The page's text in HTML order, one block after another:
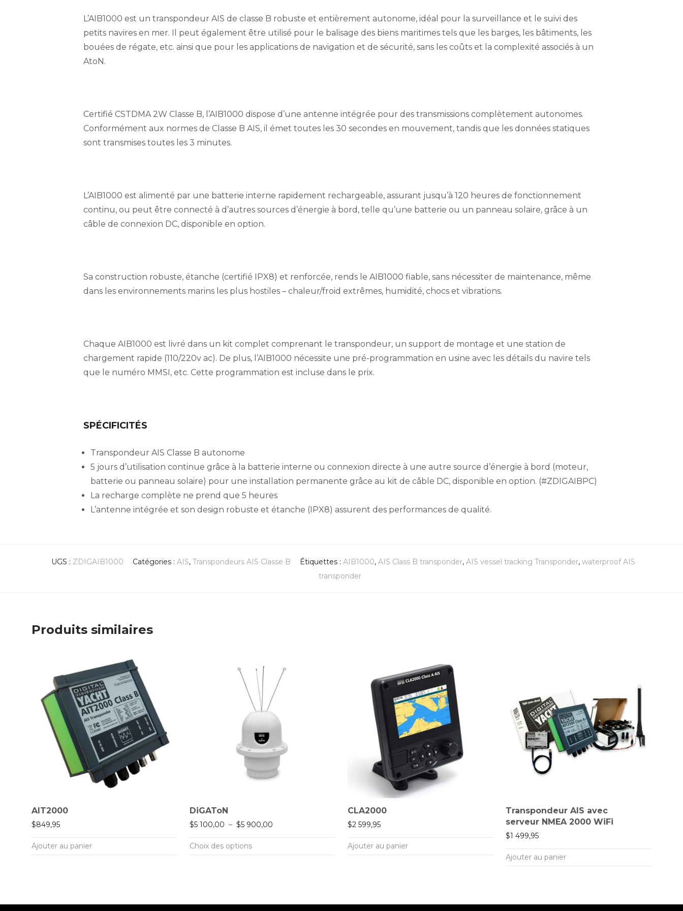
L’AIB1000 est un transpondeur AIS de classe B robuste et entièrement autonome, idéal pour la surveillance et le suivi des
petits navires en mer. Il peut également être utilisé pour le balisage des biens maritimes tels que les barges, les bâtiments, les
bouées de régate, etc. ainsi que pour les applications de navigation et de sécurité, sans les coûts et la complexité associés à un
AtoN.
Certifié CSTDMA 2W Classe B, l’AIB1000 dispose d’une antenne intégrée pour des transmissions complètement autonomes.
Conformément aux normes de Classe B AIS, il émet toutes les 30 secondes en mouvement, tandis que les données statiques
sont transmises toutes les 3 minutes.
L’AIB1000 est alimenté par une batterie interne rapidement rechargeable, assurant jusqu’à 120 heures de fonctionnement
continu, ou peut être connecté à d’autres sources d’énergie à bord, telle qu’une batterie ou un panneau solaire, grâce à un
câble de connexion DC, disponible en option.
Sa construction robuste, étanche (certifié IPX8) et renforcée, rends le AIB1000 fiable, sans nécessiter de maintenance, même
dans les environnements marins les plus hostiles – chaleur/froid extrêmes, humidité, chocs et vibrations.
Chaque AIB1000 est livré dans un kit complet comprenant le transpondeur, un support de montage et une station de
chargement rapide (110/220v ac). De plus, l’AIB1000 nécessite une pré-programmation en usine avec les détails du navire tels
que le numéro MMSI, etc. Cette programmation est incluse dans le prix.
SPÉCIFICITÉS
Transpondeur AIS Classe B autonome
5 jours d’utilisation continue grâce à la batterie interne ou connexion directe à une autre source d’énergie à bord (moteur,
batterie ou panneau solaire) pour une installation permanente grâce au kit de câble DC, disponible en option. (#ZDIGAIBPC)
La recharge complète ne prend que 5 heures
L’antenne intégrée et son design robuste et étanche (IPX8) assurent des performances de qualité.
UGS : ZDIGAIB1000 Catégories : AIS, Transpondeurs AIS Classe B Étiquettes : AIB1000, AIS Class B transponder, AIS vessel tracking Transponder, waterproof AIS
transponder
Produits similaires
AIT2000
$849,95
Ajouter au panier
DiGAToN
$5 100,00 – $5 900,00 Plage de prix : $5 100,00 à $5 900,00
Choix des options
CLA2000
$2 599,95
Ajouter au panier
Transpondeur AIS avec
serveur NMEA 2000 WiFi
$1 499,95
Ajouter au panier